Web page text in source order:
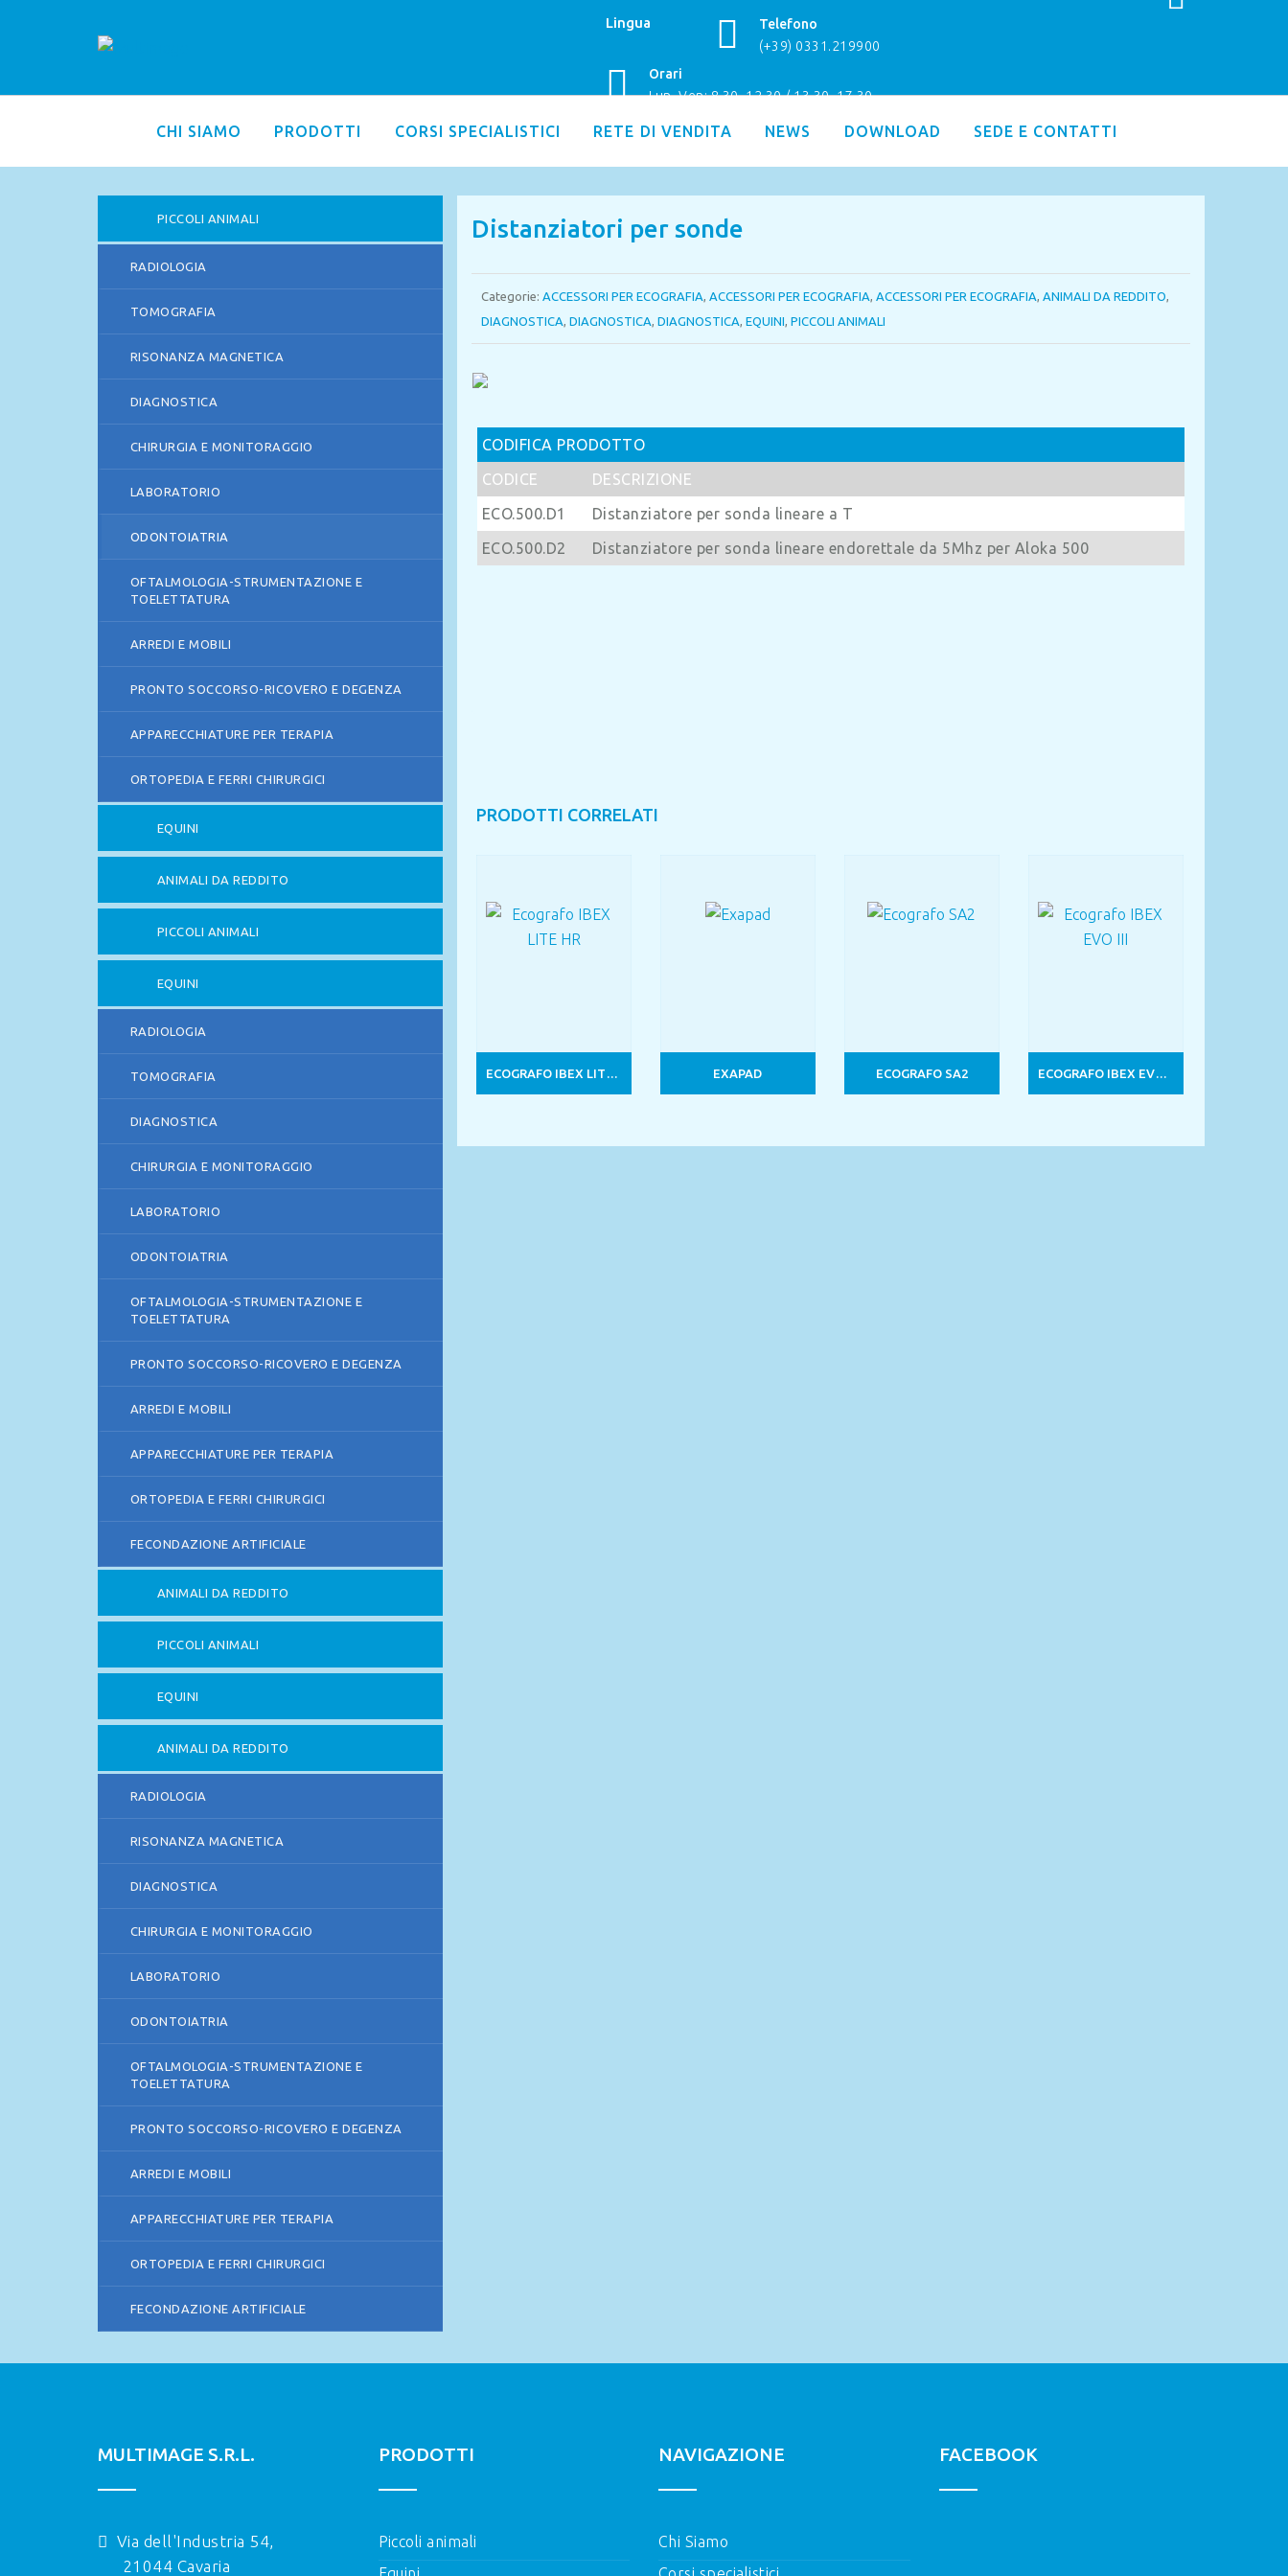
Lingua
Telefono
(+39) 0331.219900
Orari
Lun–Ven: 8.30–12.30 / 13.30–17.30
CHI SIAMO PRODOTTI CORSI SPECIALISTICI RETE DI VENDITA NEWS DOWNLOAD SEDE E CONTATTI
PICCOLI ANIMALI
RADIOLOGIA
TOMOGRAFIA
RISONANZA MAGNETICA
DIAGNOSTICA
CHIRURGIA E MONITORAGGIO
LABORATORIO
ODONTOIATRIA
OFTALMOLOGIA-STRUMENTAZIONE E
TOELETTATURA
ARREDI E MOBILI
PRONTO SOCCORSO-RICOVERO E DEGENZA
APPARECCHIATURE PER TERAPIA
ORTOPEDIA E FERRI CHIRURGICI
EQUINI
ANIMALI DA REDDITO
PICCOLI ANIMALI
EQUINI
RADIOLOGIA
TOMOGRAFIA
DIAGNOSTICA
CHIRURGIA E MONITORAGGIO
LABORATORIO
ODONTOIATRIA
OFTALMOLOGIA-STRUMENTAZIONE E
TOELETTATURA
PRONTO SOCCORSO-RICOVERO E DEGENZA
ARREDI E MOBILI
APPARECCHIATURE PER TERAPIA
ORTOPEDIA E FERRI CHIRURGICI
FECONDAZIONE ARTIFICIALE
ANIMALI DA REDDITO
PICCOLI ANIMALI
EQUINI
ANIMALI DA REDDITO
RADIOLOGIA
RISONANZA MAGNETICA
DIAGNOSTICA
CHIRURGIA E MONITORAGGIO
LABORATORIO
ODONTOIATRIA
OFTALMOLOGIA-STRUMENTAZIONE E
TOELETTATURA
PRONTO SOCCORSO-RICOVERO E DEGENZA
ARREDI E MOBILI
APPARECCHIATURE PER TERAPIA
ORTOPEDIA E FERRI CHIRURGICI
FECONDAZIONE ARTIFICIALE
Distanziatori per sonde
Categorie: ACCESSORI PER ECOGRAFIA ACCESSORI PER ECOGRAFIA ACCESSORI PER ECOGRAFIA ANIMALI DA REDDITO
DIAGNOSTICA DIAGNOSTICA DIAGNOSTICA EQUINI PICCOLI ANIMALI
CODIFICA PRODOTTO
CODICE
DESCRIZIONE
ECO.500.D1
Distanziatore per sonda lineare a T
ECO.500.D2
Distanziatore per sonda lineare endorettale da 5Mhz per Aloka 500
PRODOTTI CORRELATI
EXAPAD ECOGRAFO SA2 ECOGRAFO IBEX EVO III
MULTIMAGE S.R.L.
Via dell'Industria 54,
21044 Cavaria
PRODOTTI
Piccoli animali
NAVIGAZIONE
Chi Siamo
FACEBOOK